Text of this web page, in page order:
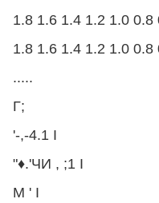
1.8 1.6 1.4 1.2 1.0 0.8
1.8 1.6 1.4 1.2 1.0 0.8
.....
Г;
'-,-4.1 I
"♦.'ЧИ , ;1 I
М ' I